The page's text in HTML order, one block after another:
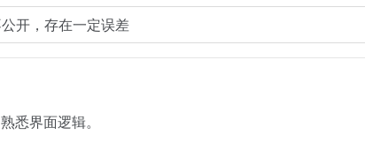
开，存在一定误差
悉界面逻辑。